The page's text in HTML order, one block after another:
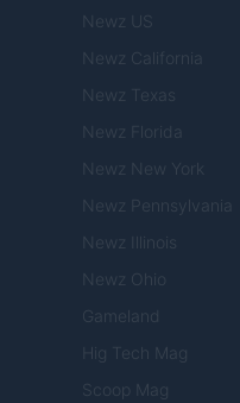
Newz US
Newz California
Newz Texas
Newz Florida
Newz New York
Newz Pennsylvania
Newz Illinois
Newz Ohio
Gameland
Hig Tech Mag
Scoop Mag